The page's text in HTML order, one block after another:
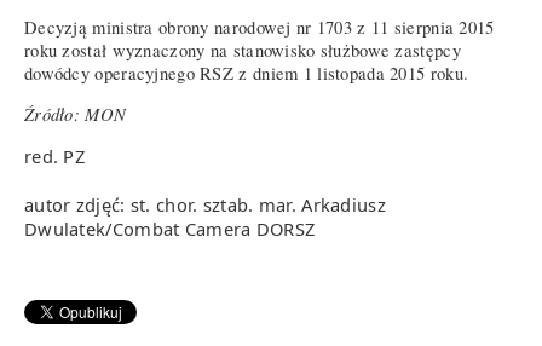
Decyzją ministra obrony narodowej nr 1703 z 11 sierpnia 2015
roku został wyznaczony na stanowisko służbowe zastępcy
dowódcy operacyjnego RSZ z dniem 1 listopada 2015 roku.
Źródło: MON
red. PZ
autor zdjęć: st. chor. sztab. mar. Arkadiusz
Dwulatek/Combat Camera DORSZ